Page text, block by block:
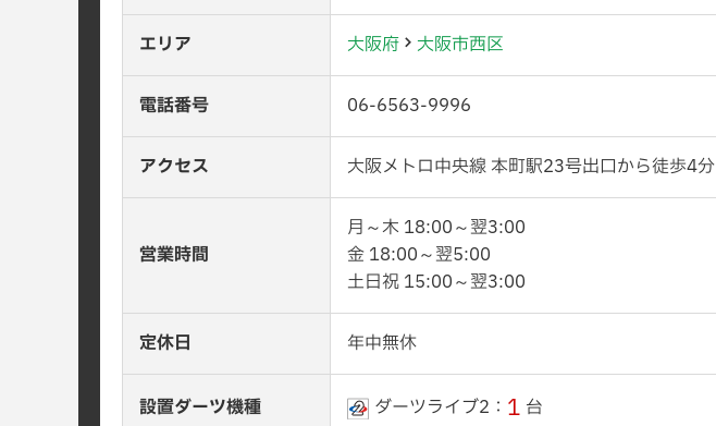
エリア 大阪府 大阪市西区
電話番号 06-6563-9996
アクセス 大阪メトロ中央線 本町駅23号出口から徒歩4分
営業時間
月～木 18:00～翌3:00
金 18:00～翌5:00
土日祝 15:00～翌3:00
定休日 年中無休
設置ダーツ機種 ダーツライブ2： 1 台